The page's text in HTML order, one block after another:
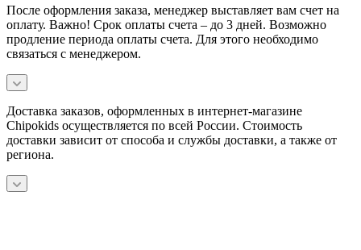
После оформления заказа, менеджер выставляет вам счет на
оплату. Важно! Срок оплаты счета – до 3 дней. Возможно
продление периода оплаты счета. Для этого необходимо
связаться с менеджером.
Доставка заказов, оформленных в интернет-магазине
Chipokids осуществляется по всей России. Стоимость
доставки зависит от способа и службы доставки, а также от
региона.